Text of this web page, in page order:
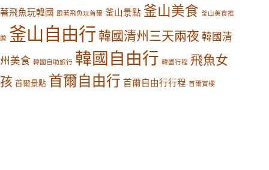
著飛魚玩韓國 跟著飛魚玩首爾 釜山景點 釜山美食 釜山美食推
薦 釜山自由行 韓國清州三天兩夜 韓國清
州美食 韓國自助旅行 韓國自由行 韓國行程 飛魚女
孩 首爾景點 首爾自由行 首爾自由行行程 首爾賞櫻